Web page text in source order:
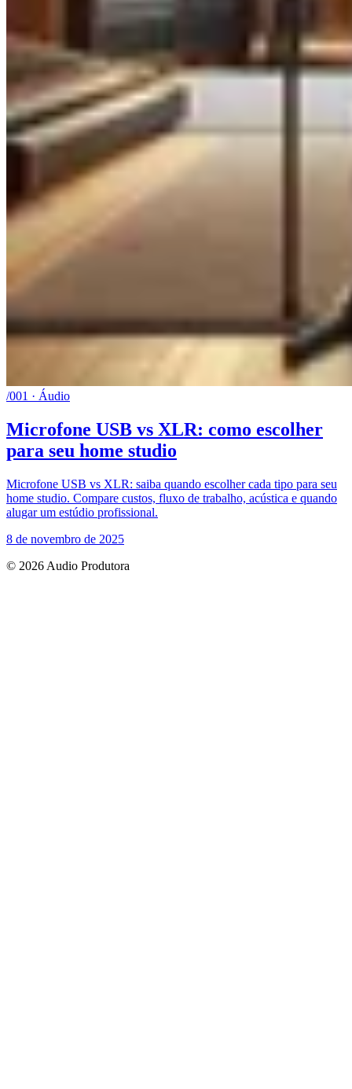
/001 · Áudio
Microfone USB vs XLR: como escolher
para seu home studio
Microfone USB vs XLR: saiba quando escolher cada tipo para seu
home studio. Compare custos, fluxo de trabalho, acústica e quando
alugar um estúdio profissional.
8 de novembro de 2025
© 2026 Audio Produtora